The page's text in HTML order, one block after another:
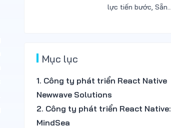
lực tiến bước, Sẵn
Mục lục
1. Công ty phát triển React Native
Newwave Solutions
2. Công ty phát triển React Native:
MindSea